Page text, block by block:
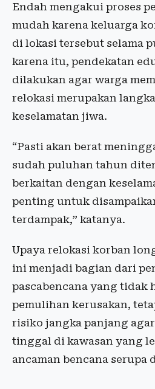
Endah mengakui proses
mudah karena keluarga
di lokasi tersebut selama
karena itu, pendekatan
dilakukan agar warga
relokasi merupakan
keselamatan jiwa.
“Pasti akan berat
sudah puluhan tahun
berkaitan dengan
penting untuk
terdampak,” katanya.
Upaya relokasi korban
ini menjadi bagian dari
pascabencana yang tidak
pemulihan kerusakan,
risiko jangka panjang
tinggal di kawasan yang
ancaman bencana serupa